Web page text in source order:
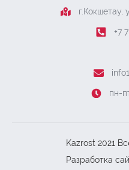
г.Кокшетау,
+7
пн-
Kazrost 2021
Разработка